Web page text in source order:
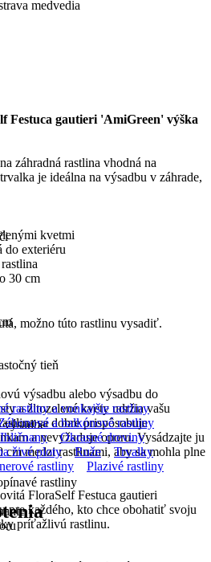
medvedia
možno túto rastlinu vysadiť.
rastliny
Festuca gautieri 'AmiGreen' výška
záhradná rastlina vhodná na
je ideálna na výsadbu v záhrade,
kvetmi
do exteriéru
30 cm
tieň
výsadbu alebo výsadbu do
a žltozelené kvety udržia vašu
sa dobre prispôsobuje
a nevyžaduje oporu. Vysádzajte ju
medzi rastlinami, aby sa mohla plne
FloraSelf Festuca gautieri
každého, kto chce obohatiť svoju
príťažlivú rastlinu.
rastliny a vonkajšie rastliny
a balkónové rastliny
Ihličnany
Okrasné dreviny
živé ploty Ruže
Trvalky
rastliny
Plazivé rastliny